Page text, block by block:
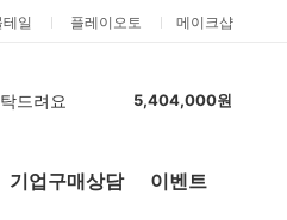
테일 플레이오토 메이크샵
드립니다.
5,459,000원
탁드립니다~
5,118,000원
기업구매상담 이벤트